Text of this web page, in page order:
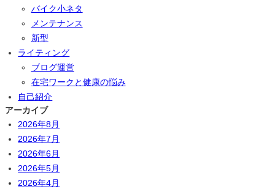
バイク小ネタ
メンテナンス
新型
ライティング
ブログ運営
在宅ワークと健康の悩み
自己紹介
アーカイブ
2026年8月
2026年7月
2026年6月
2026年5月
2026年4月